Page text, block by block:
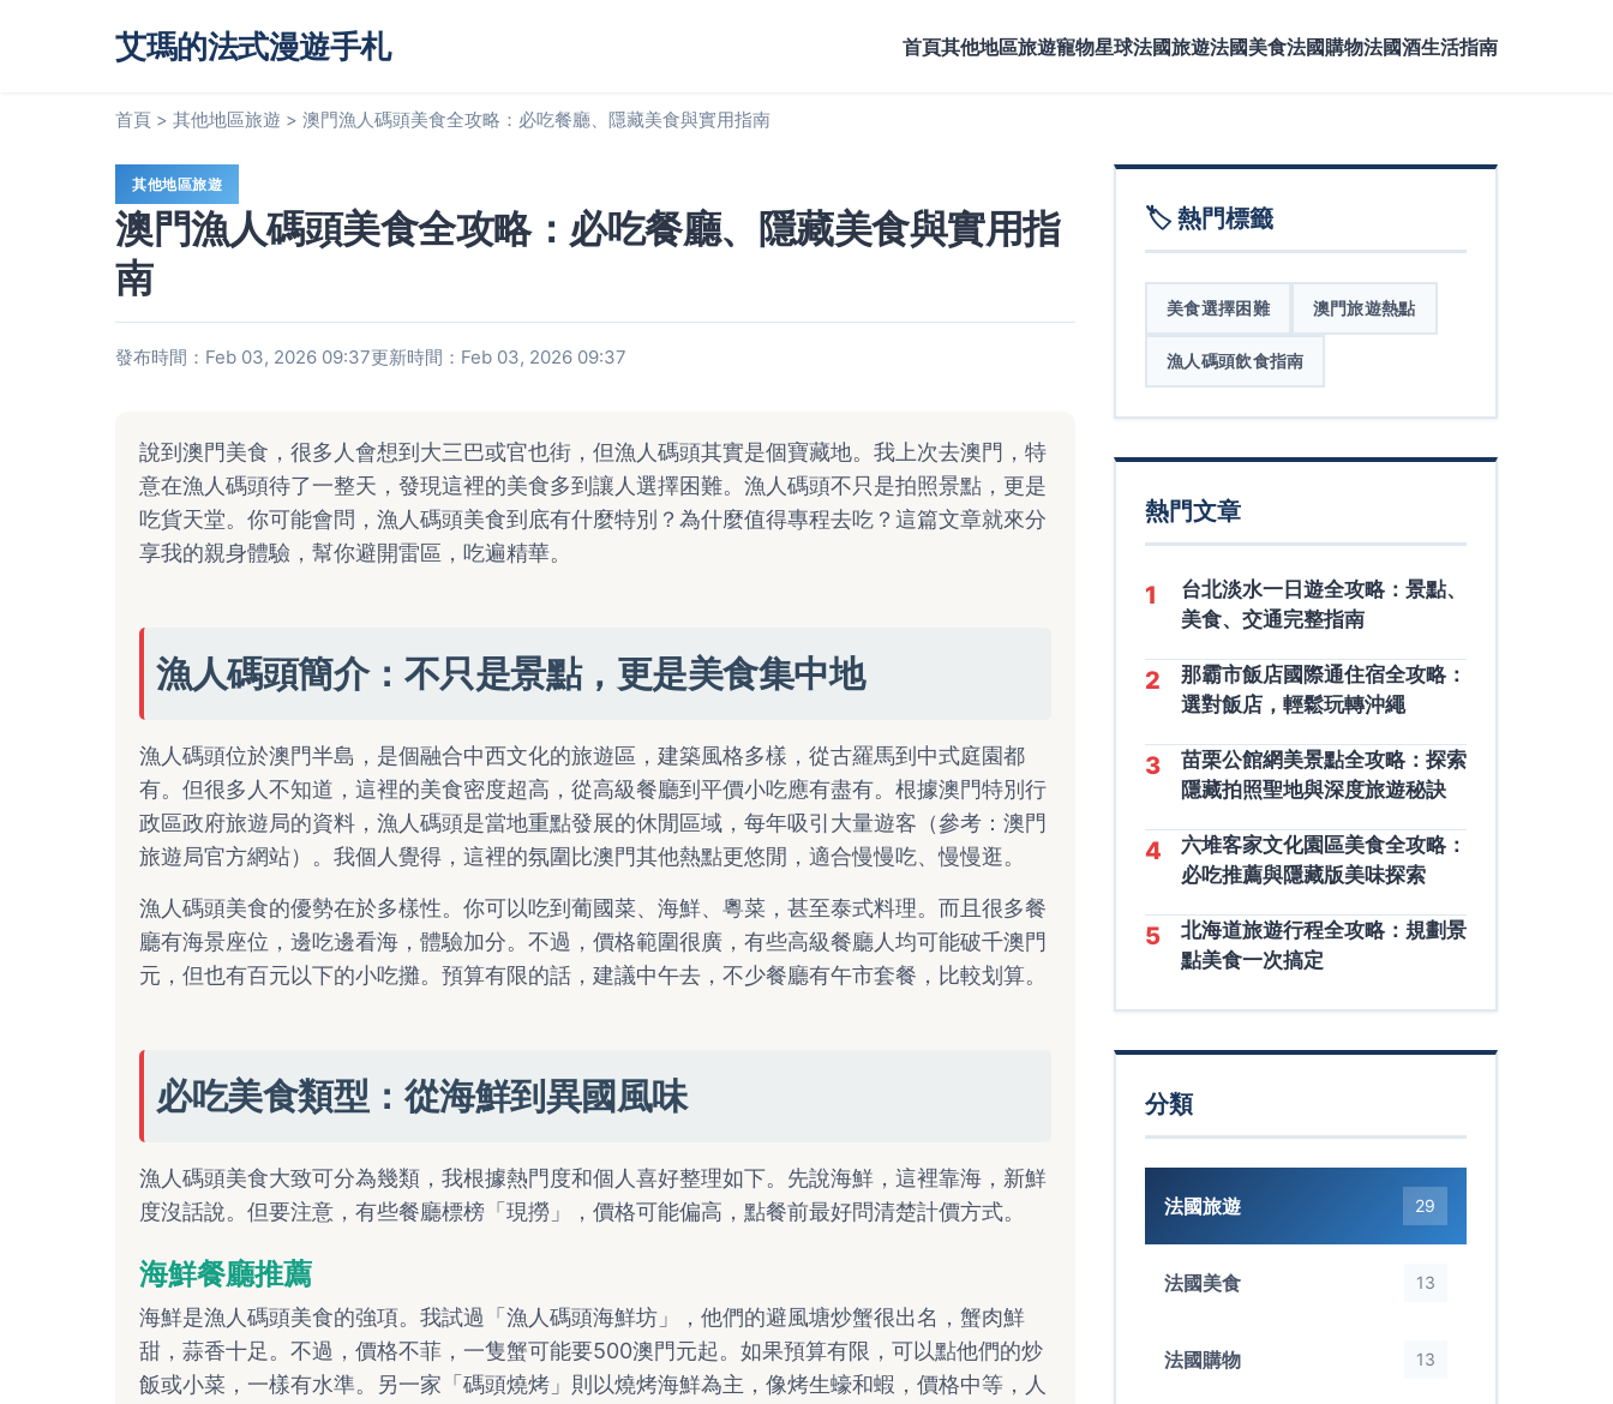
艾瑪的法式漫遊手札 首頁其他地區旅遊寵物星球法國旅遊法國美食法國購物法國酒生活指南
首頁 > 其他地區旅遊 > 澳門漁人碼頭美食全攻略：必吃餐廳、隱藏美食與實用指南
其他地區旅遊
澳門漁人碼頭美食全攻略：必吃餐廳、隱藏美食與實用指
南
發布時間：Feb 03, 2026 09:37更新時間：Feb 03, 2026 09:37
說到澳門美食，很多人會想到大三巴或官也街，但漁人碼頭其實是個寶藏地。我上次去澳門，特
意在漁人碼頭待了一整天，發現這裡的美食多到讓人選擇困難。漁人碼頭不只是拍照景點，更是
吃貨天堂。你可能會問，漁人碼頭美食到底有什麼特別？為什麼值得專程去吃？這篇文章就來分
享我的親身體驗，幫你避開雷區，吃遍精華。
漁人碼頭簡介：不只是景點，更是美食集中地
漁人碼頭位於澳門半島，是個融合中西文化的旅遊區，建築風格多樣，從古羅馬到中式庭園都
有。但很多人不知道，這裡的美食密度超高，從高級餐廳到平價小吃應有盡有。根據澳門特別行
政區政府旅遊局的資料，漁人碼頭是當地重點發展的休閒區域，每年吸引大量遊客（參考： 澳門
旅遊局官方網站）。我個人覺得，這裡的氛圍比澳門其他熱點更悠閒，適合慢慢吃、慢慢逛。
漁人碼頭美食的優勢在於多樣性。你可以吃到葡國菜、海鮮、粵菜，甚至泰式料理。而且很多餐
廳有海景座位，邊吃邊看海，體驗加分。不過，價格範圍很廣，有些高級餐廳人均可能破千澳門
元，但也有百元以下的小吃攤。預算有限的話，建議中午去，不少餐廳有午市套餐，比較划算。
必吃美食類型：從海鮮到異國風味
漁人碼頭美食大致可分為幾類，我根據熱門度和個人喜好整理如下。先說海鮮，這裡靠海，新鮮
度沒話說。但要注意，有些餐廳標榜「現撈」，價格可能偏高，點餐前最好問清楚計價方式。
海鮮餐廳推薦
海鮮是漁人碼頭美食的強項。我試過「漁人碼頭海鮮坊」，他們的避風塘炒蟹很出名，蟹肉鮮
甜，蒜香十足。不過，價格不菲，一隻蟹可能要500澳門元起。如果預算有限，可以點他們的炒
飯或小菜，一樣有水準。另一家「碼頭燒烤」則以燒烤海鮮為主，像烤生蠔和蝦，價格中等，人
🏷️ 熱門標籤
美食選擇困難 澳門旅遊熱點
漁人碼頭飲食指南
熱門文章
1
台北淡水一日遊全攻略：景點、
美食、交通完整指南
2
那霸市飯店國際通住宿全攻略：
選對飯店，輕鬆玩轉沖繩
3
苗栗公館網美景點全攻略：探索
隱藏拍照聖地與深度旅遊秘訣
4
六堆客家文化園區美食全攻略：
必吃推薦與隱藏版美味探索
5
北海道旅遊行程全攻略：規劃景
點美食一次搞定
分類
法國旅遊 29
法國美食 13
法國購物 13